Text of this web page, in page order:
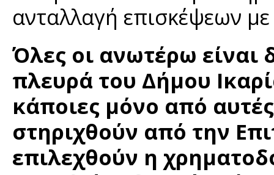
ανταλλαγή επισκέψεων
Όλες οι ανωτέρω
πλευρά του Δήμου
κάποιες μόνο από
στηριχθούν από την
επιλεχθούν η